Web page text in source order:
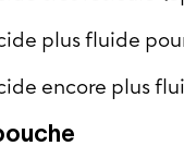
plus fluide
encore plus